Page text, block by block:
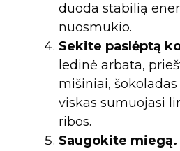
duoda stabilią
nuosmukio.
Sekite paslėptą
ledinė arbata,
mišiniai,
viskas sumuojasi
ribos.
Saugokite miegą.